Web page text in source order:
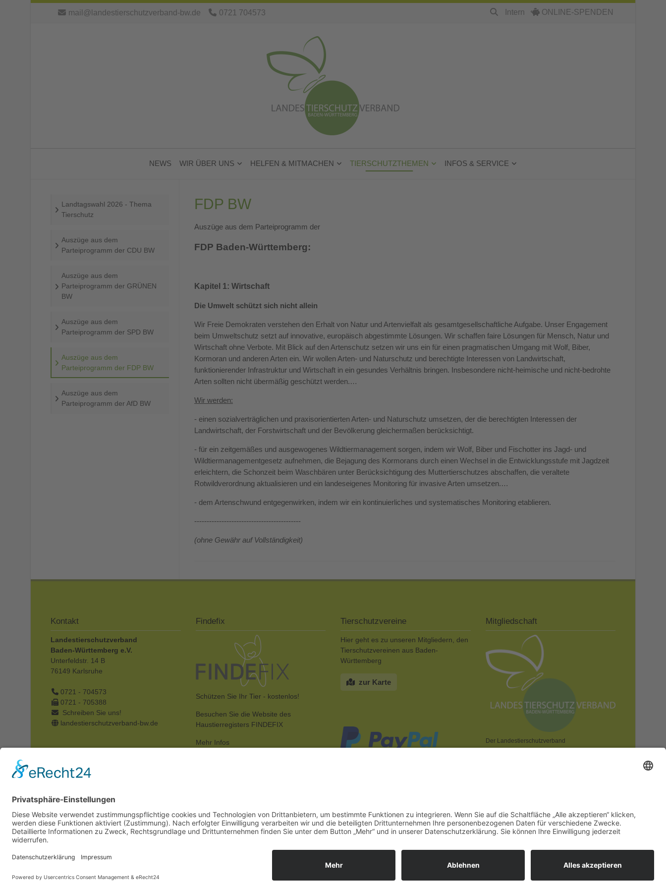
mail@landestierschutzverband-bw.de 0721 704573 Intern ONLINE-SPENDEN
NEWS WIR ÜBER UNS HELFEN & MITMACHEN TIERSCHUTZTHEMEN INFOS & SERVICE
FDP BW
Auszüge aus dem Parteiprogramm der
FDP Baden-Württemberg:
Kapitel 1: Wirtschaft
Die Umwelt schützt sich nicht allein
Wir Freie Demokraten verstehen den Erhalt von Natur und Artenvielfalt als gesamtgesellschaftliche Aufgabe. Unser Engagement
beim Umweltschutz setzt auf innovative, europäisch abgestimmte Lösungen. Wir schaffen faire Lösungen für Mensch, Natur und
Wirtschaft ohne Verbote. Mit Blick auf den Artenschutz setzen wir uns ein für einen pragmatischen Umgang mit Wolf, Biber,
Kormoran und anderen Arten ein. Wir wollen Arten- und Naturschutz und berechtigte Interessen von Landwirtschaft,
funktionierender Infrastruktur und Wirtschaft in ein gesundes Verhältnis bringen. Insbesondere nicht-heimische und nicht-bedrohte
Arten sollten nicht übermäßig geschützt werden.…
Wir werden:
- einen sozialverträglichen und praxisorientierten Arten- und Naturschutz umsetzen, der die berechtigten Interessen der
Landwirtschaft, der Forstwirtschaft und der Bevölkerung gleichermaßen berücksichtigt.
- für ein zeitgemäßes und ausgewogenes Wildtiermanagement sorgen, indem wir Wolf, Biber und Fischotter ins Jagd- und
Wildtiermanagementgesetz aufnehmen, die Bejagung des Kormorans durch einen Wechsel in die Entwicklungsstufe mit Jagdzeit
erleichtern, die Schonzeit beim Waschbären unter Berücksichtigung des Muttertierschutzes abschaffen, die veraltete
Rotwildverordnung aktualisieren und ein landeseigenes Monitoring für invasive Arten umsetzen.…
- dem Artenschwund entgegenwirken, indem wir ein kontinuierliches und systematisches Monitoring etablieren.
-------------------------------------------
(ohne Gewähr auf Vollständigkeit)
Landtagswahl 2026 - Thema
Tierschutz
Auszüge aus dem
Parteiprogramm der CDU BW
Auszüge aus dem
Parteiprogramm der GRÜNEN
BW
Auszüge aus dem
Parteiprogramm der SPD BW
Auszüge aus dem
Parteiprogramm der FDP BW
Auszüge aus dem
Parteiprogramm der AfD BW
Kontakt
Landestierschutzverband
Baden-Württemberg e.V.
Unterfeldstr. 14 B
76149 Karlsruhe
0721 - 704573
0721 - 705388
Schreiben Sie uns!
landestierschutzverband-bw.de
Findefix
Schützen Sie Ihr Tier - kostenlos!
Besuchen Sie die Website des
Haustierregisters FINDEFIX
Mehr Infos
Tierschutzvereine
Hier geht es zu unseren Mitgliedern, den
Tierschutzvereinen aus Baden-
Württemberg
zur Karte
Mitgliedschaft
Der Landestierschutzverband
© 2026 LANDESTIERSCHUTZVERBAND BADEN-WÜRTTEMBERG | Datenschutz